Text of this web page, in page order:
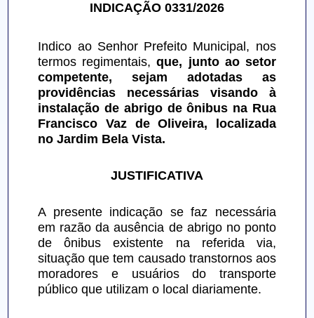
INDICAÇÃO 0331/2026
Indico ao Senhor Prefeito Municipal, nos
termos regimentais, que, junto ao setor
competente, sejam adotadas as
providências necessárias visando à
instalação de abrigo de ônibus na Rua
Francisco Vaz de Oliveira, localizada
no Jardim Bela Vista.
JUSTIFICATIVA
A presente indicação se faz necessária
em razão da ausência de abrigo no ponto
de ônibus existente na referida via,
situação que tem causado transtornos aos
moradores e usuários do transporte
público que utilizam o local diariamente.